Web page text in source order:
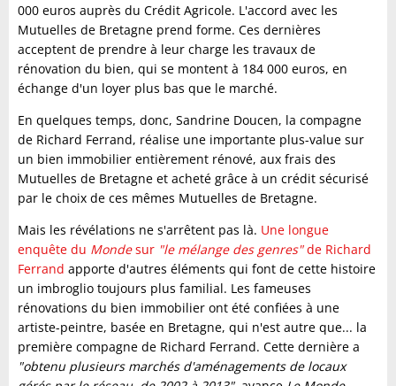
000 euros auprès du Crédit Agricole. L'accord avec les
Mutuelles de Bretagne prend forme. Ces dernières
acceptent de prendre à leur charge les travaux de
rénovation du bien, qui se montent à 184 000 euros, en
échange d'un loyer plus bas que le marché.
En quelques temps, donc, Sandrine Doucen, la compagne
de Richard Ferrand, réalise une importante plus-value sur
un bien immobilier entièrement rénové, aux frais des
Mutuelles de Bretagne et acheté grâce à un crédit sécurisé
par le choix de ces mêmes Mutuelles de Bretagne.
Mais les révélations ne s'arrêtent pas là. Une longue
enquête du Mondesur "le mélange des genres"de Richard
Ferrand apporte d'autres éléments qui font de cette histoire
un imbroglio toujours plus familial. Les fameuses
rénovations du bien immobilier ont été confiées à une
artiste-peintre, basée en Bretagne, qui n'est autre que... la
première compagne de Richard Ferrand. Cette dernière a
"obtenu plusieurs marchés d'aménagements de locaux